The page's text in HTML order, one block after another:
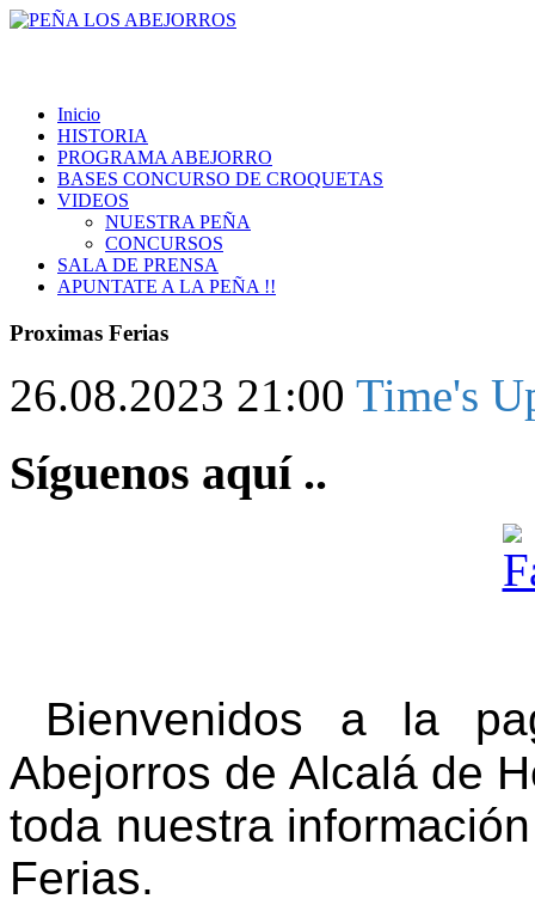
Inicio
HISTORIA
PROGRAMA ABEJORRO
BASES CONCURSO DE CROQUETAS
VIDEOS
NUESTRA PEÑA
CONCURSOS
SALA DE PRENSA
APUNTATE A LA PEÑA !!
Proximas Ferias
26.08.2023 21:00 Time's
Síguenos aquí ..
Bienvenidos a la
Abejorros de Alcalá de
toda nuestra
Ferias.